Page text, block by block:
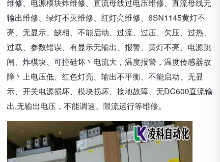
维修、电源模块炸维修、直流母线过电压维修、直流母线无
输出维修、绿灯不灭维修、红灯亮维修、6SN1145黄灯不
亮、无显示、缺相、不能启动、过流、过压、欠压、过热、
过载、参数错误、有显示无输出、报警、黄灯不亮、电源跳
闸、炸模块、可控硅坏丶电流大，温度报警，温度传感器故
障丶上电压低、红色灯亮、输出不平衡、不能启动、无显
示、开关电源损坏、模块损坏、接地故障、无DC600直流输
出,无输出电压，不能调速、限流运行等维修。